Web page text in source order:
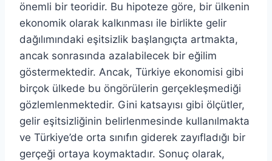
önemli bir teoridir. Bu hipoteze göre, bir ülkenin
ekonomik olarak kalkınması ile birlikte gelir
dağılımındaki eşitsizlik başlangıçta artmakta,
ancak sonrasında azalabilecek bir eğilim
göstermektedir. Ancak, Türkiye ekonomisi gibi
birçok ülkede bu öngörülerin gerçekleşmediği
gözlemlenmektedir. Gini katsayısı gibi ölçütler,
gelir eşitsizliğinin belirlenmesinde kullanılmakta
ve Türkiye’de orta sınıfın giderek zayıfladığı bir
gerçeği ortaya koymaktadır. Sonuç olarak,